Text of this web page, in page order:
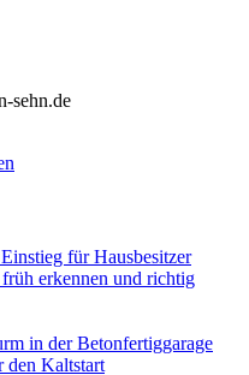
sehn.de
für Hausbesitzer
erkennen und richtig
in der Betonfertiggarage
den Kaltstart